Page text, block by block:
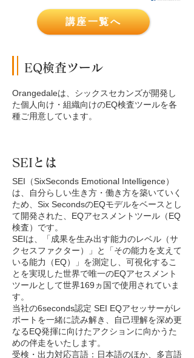
講座一覧へ
EQ検査ツール
Orangedaleは、シックスセカンズが開発し
た個人向け・組織向けのEQ検査ツールを各
種ご用意しています。
SEIとは
SEI（SixSeconds Emotional Intelligence）
は、自分らしい生き方・働き方を築いていく
ため、Six SecondsのEQモデルをベースとし
て開発された、EQアセスメントツール（EQ
検査）です。
SEIは、「成果を生み出す能力のレベル（サ
クセスファクター）」と「その能力を支えて
いる能力（EQ）」を測定し、可視化するこ
とを実現した世界で唯一のEQアセスメント
ツールとして世界169ヵ国で使用されていま
す。
当社の6seconds認定 SEI EQアセッサーがレ
ポートを一緒に読み解き、自己理解を深め更
なるEQ発揮に向けたアクションに向かうた
めの伴走をいたします。
受検・出力対応言語：日本語のほか、多言語